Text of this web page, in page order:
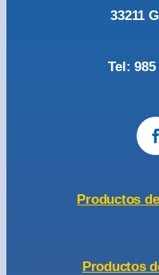
33211
Tel: 985
Productos
Productos